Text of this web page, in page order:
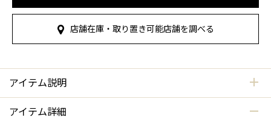
店舗在庫・取り置き可能店舗を調べる
アイテム説明
アイテム詳細